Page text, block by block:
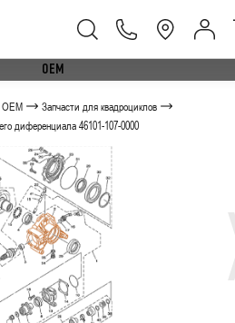
OEM
Запчасти для квадроциклов
диференциала 46101-107-0000